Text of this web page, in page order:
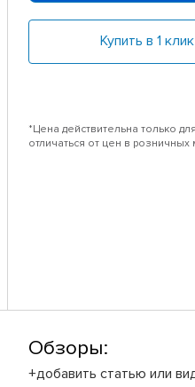
Купить в 1 клик
*Цена действительна только
отличаться от цен в розничных
Обзоры:
+добавить статью или